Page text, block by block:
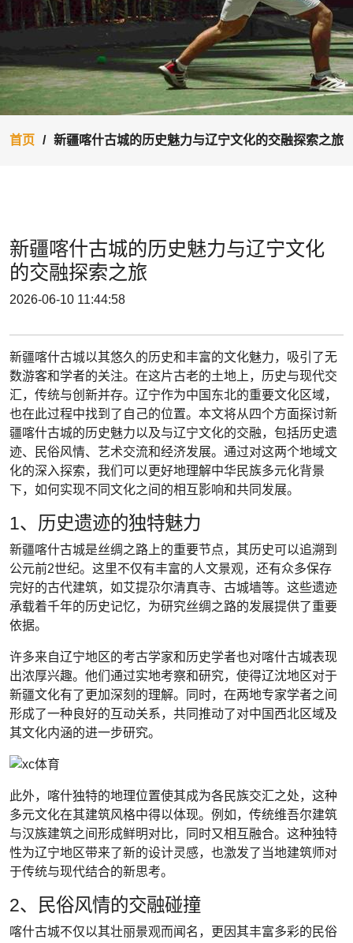
首页 新疆喀什古城的历史魅力与辽宁文化的交融探索之旅
新疆喀什古城的历史魅力与辽宁文化
的交融探索之旅
2026-06-10 11:44:58
新疆喀什古城以其悠久的历史和丰富的文化魅力，吸引了无
数游客和学者的关注。在这片古老的土地上，历史与现代交
汇，传统与创新并存。辽宁作为中国东北的重要文化区域，
也在此过程中找到了自己的位置。本文将从四个方面探讨新
疆喀什古城的历史魅力以及与辽宁文化的交融，包括历史遗
迹、民俗风情、艺术交流和经济发展。通过对这两个地域文
化的深入探索，我们可以更好地理解中华民族多元化背景
下，如何实现不同文化之间的相互影响和共同发展。
1、历史遗迹的独特魅力
新疆喀什古城是丝绸之路上的重要节点，其历史可以追溯到
公元前2世纪。这里不仅有丰富的人文景观，还有众多保存
完好的古代建筑，如艾提尕尔清真寺、古城墙等。这些遗迹
承载着千年的历史记忆，为研究丝绸之路的发展提供了重要
依据。
许多来自辽宁地区的考古学家和历史学者也对喀什古城表现
出浓厚兴趣。他们通过实地考察和研究，使得辽沈地区对于
新疆文化有了更加深刻的理解。同时，在两地专家学者之间
形成了一种良好的互动关系，共同推动了对中国西北区域及
其文化内涵的进一步研究。
此外，喀什独特的地理位置使其成为各民族交汇之处，这种
多元文化在其建筑风格中得以体现。例如，传统维吾尔建筑
与汉族建筑之间形成鲜明对比，同时又相互融合。这种独特
性为辽宁地区带来了新的设计灵感，也激发了当地建筑师对
于传统与现代结合的新思考。
2、民俗风情的交融碰撞
喀什古城不仅以其壮丽景观而闻名，更因其丰富多彩的民俗